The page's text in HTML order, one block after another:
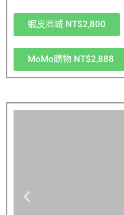
蝦皮商城 NT$2,800
MoMo購物 NT$2,888